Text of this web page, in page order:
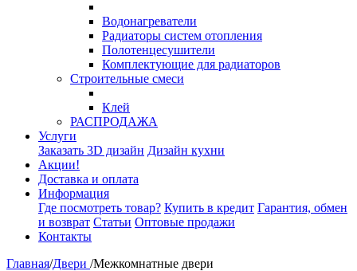
Водонагреватели
Радиаторы систем отопления
Полотенцесушители
Комплектующие для радиаторов
Строительные смеси
Клей
РАСПРОДАЖА
Услуги
Заказать 3D дизайн Дизайн кухни
Акции!
Доставка и оплата
Информация
Где посмотреть товар? Купить в кредит Гарантия, обмен
и возврат Статьи Оптовые продажи
Контакты
Главная/Двери /Межкомнатные двери